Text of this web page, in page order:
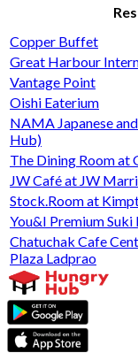
Copper Buffet
Great Harbour
Vantage Point
Oishi Eaterium
NAMA Japanese
Hub)
The Dining Room at
JW Café at JW
Stock.Room at
You&I Premium
Chatuchak Cafe
Plaza Ladprao